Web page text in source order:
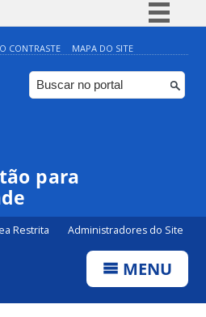
Simplifique!
Comunica BR
Participe
CONTRASTE MAPA DO SITE
para
Restrita Administradores do Site
MENU